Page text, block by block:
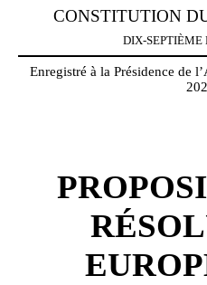
CONSTITUTION
DIX-SEPTIÈME
Enregistré à la Présidence de